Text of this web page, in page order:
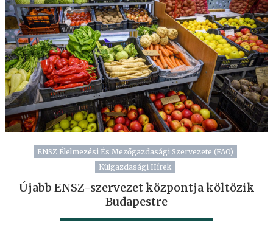
ENSZ Élelmezési És Mezőgazdasági Szervezete (FAO)
Külgazdasági Hírek
Újabb ENSZ-szervezet központja költözik
Budapestre